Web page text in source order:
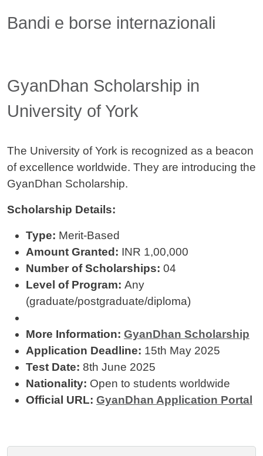
Contenuto
Bandi e borse internazionali
GyanDhan Scholarship in
University of York
The University of York is recognized as a beacon
of excellence worldwide. They are introducing the
GyanDhan Scholarship.
Scholarship Details:
Type: Merit-Based
Amount Granted: INR 1,00,000
Number of Scholarships: 04
Level of Program: Any
(graduate/postgraduate/diploma)
More Information: GyanDhan Scholarship
Application Deadline: 15th May 2025
Test Date: 8th June 2025
Nationality: Open to students worldwide
Official URL: GyanDhan Application Portal